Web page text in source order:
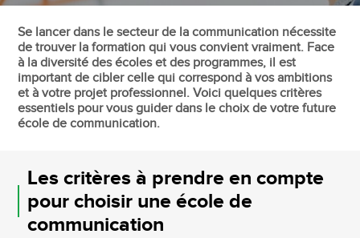
Se lancer dans le secteur de la communication nécessite
de trouver la formation qui vous convient vraiment. Face
à la diversité des écoles et des programmes, il est
important de cibler celle qui correspond à vos ambitions
et à votre projet professionnel. Voici quelques critères
essentiels pour vous guider dans le choix de votre future
école de communication.
Les critères à prendre en compte
pour choisir une école de
communication